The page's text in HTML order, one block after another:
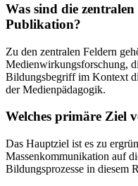
Was sind die
Publikation?
Zu den zentralen Feldern
Medienwirkungsforschung,
Bildungsbegriff im Kontext
der Medienpädagogik.
Welches primäre Ziel
Das Hauptziel ist es zu
Massenkommunikation auf
Bildungsprozesse in diesem